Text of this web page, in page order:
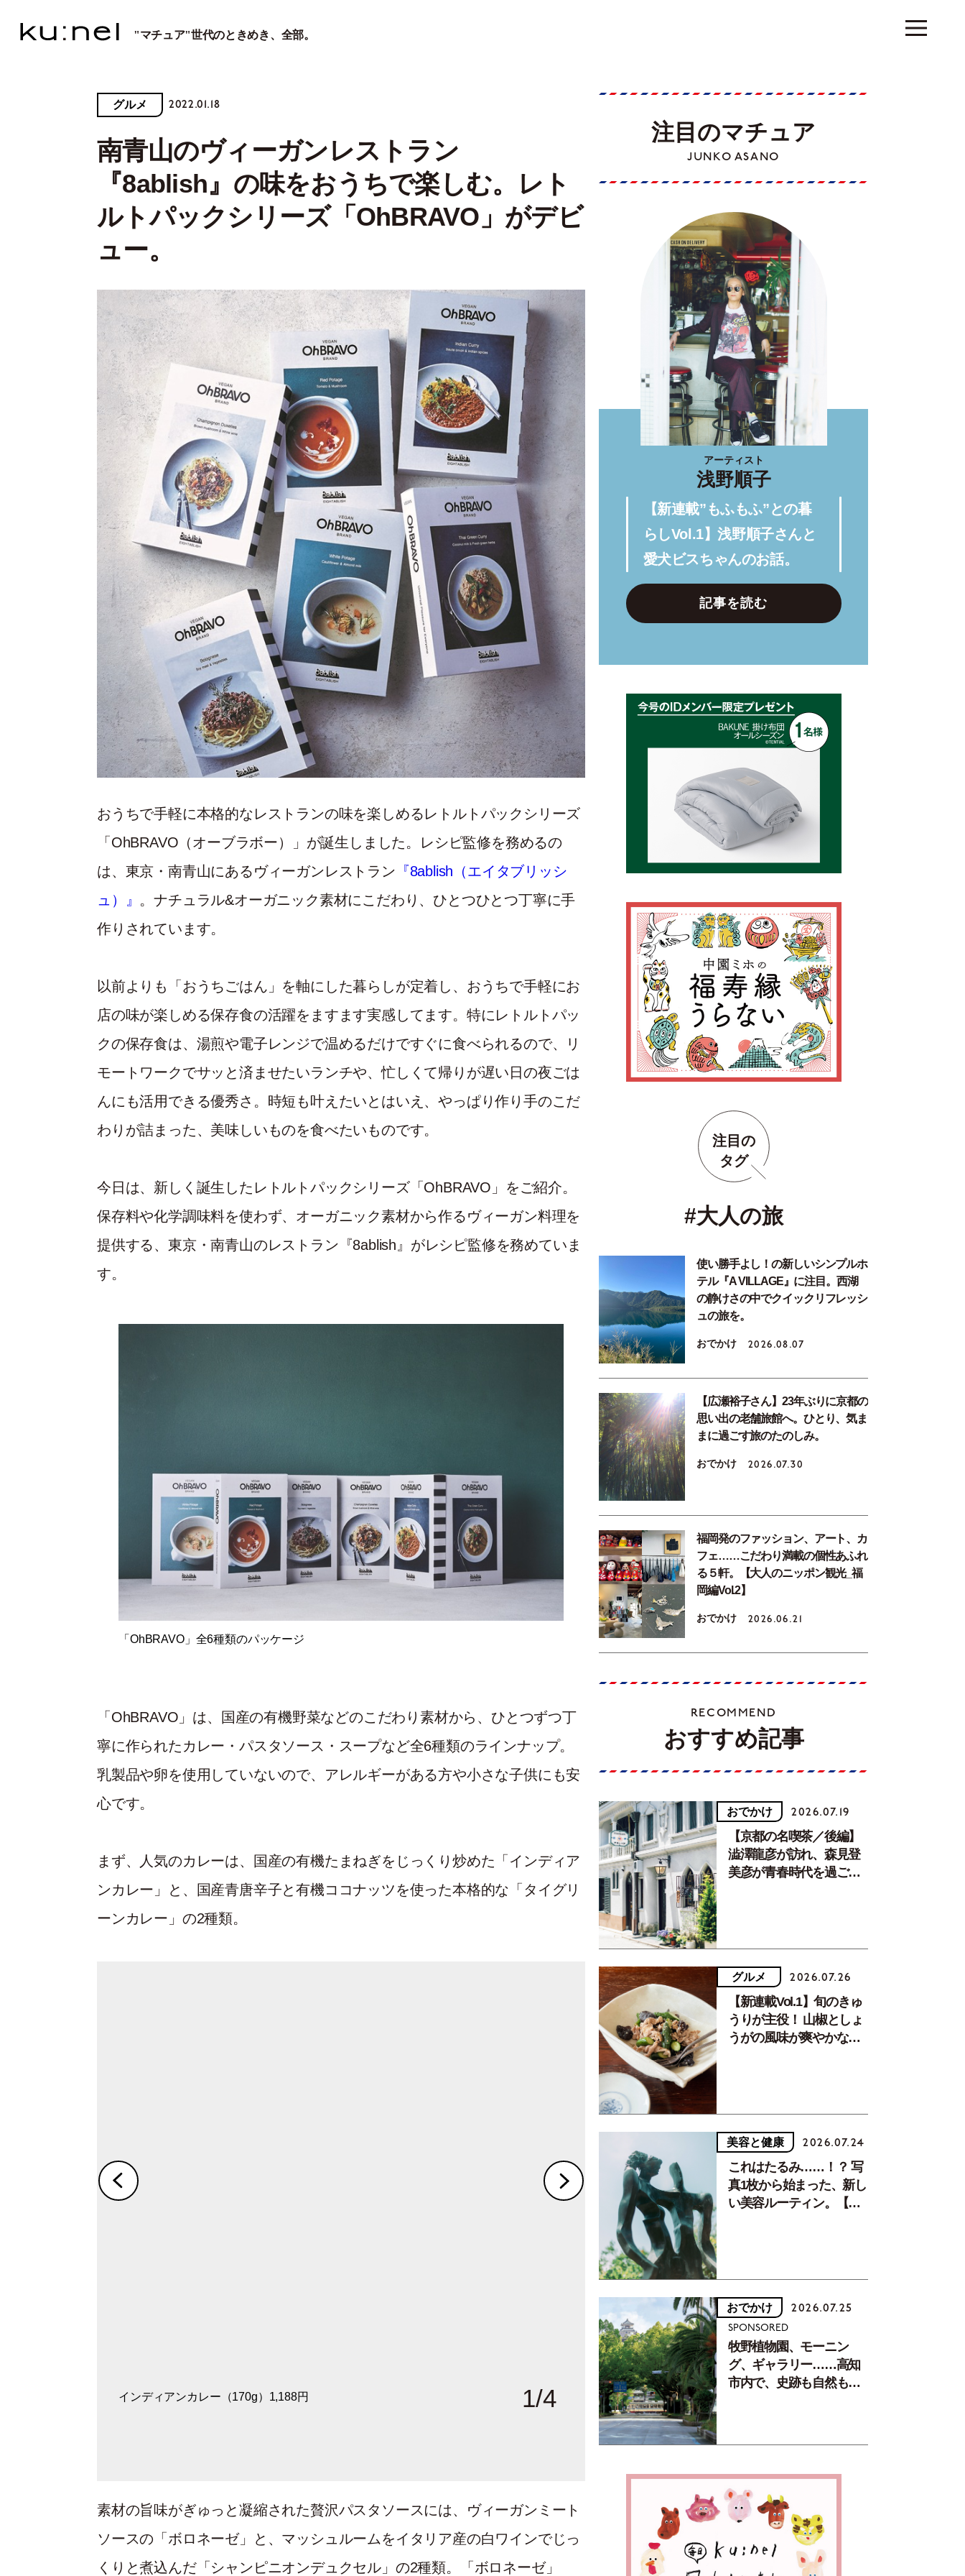
"マチュア"世代のときめき、全部。
グルメ 2022.01.18
南青山のヴィーガンレストラン
『8ablish』の味をおうちで楽しむ。レト
ルトパックシリーズ「OhBRAVO」がデビ
ュー。
おうちで手軽に本格的なレストランの味を楽しめるレトルトパックシリーズ
「OhBRAVO（オーブラボー）」が誕生しました。レシピ監修を務めるの
は、東京・南青山にあるヴィーガンレストラン 『8ablish（エイタブリッシ
ュ）』 。ナチュラル&オーガニック素材にこだわり、ひとつひとつ丁寧に手
作りされています。
以前よりも「おうちごはん」を軸にした暮らしが定着し、おうちで手軽にお
店の味が楽しめる保存食の活躍をますます実感してます。特にレトルトパッ
クの保存食は、湯煎や電子レンジで温めるだけですぐに食べられるので、リ
モートワークでサッと済ませたいランチや、忙しくて帰りが遅い日の夜ごは
んにも活用できる優秀さ。時短も叶えたいとはいえ、やっぱり作り手のこだ
わりが詰まった、美味しいものを食べたいものです。
今日は、新しく誕生したレトルトパックシリーズ「OhBRAVO」をご紹介。
保存料や化学調味料を使わず、オーガニック素材から作るヴィーガン料理を
提供する、東京・南青山のレストラン『8ablish』がレシピ監修を務めていま
す。
「OhBRAVO」全6種類のパッケージ
「OhBRAVO」は、国産の有機野菜などのこだわり素材から、ひとつずつ丁
寧に作られたカレー・パスタソース・スープなど全6種類のラインナップ。
乳製品や卵を使用していないので、アレルギーがある方や小さな子供にも安
心です。
まず、人気のカレーは、国産の有機たまねぎをじっくり炒めた「インディア
ンカレー」と、国産青唐辛子と有機ココナッツを使った本格的な「タイグリ
ーンカレー」の2種類。
インディアンカレー（170g）1,188円
オリジナルブレンドのスパイスが香るインド風カレー。
タイグリーンカレー（180g）1,188円
国産青唐辛子の爽やかな辛さとハーブの香りが本格的。辛さは
1/4
素材の旨味がぎゅっと凝縮された贅沢パスタソースには、ヴィーガンミート
ソースの「ボロネーゼ」と、マッシュルームをイタリア産の白ワインでじっ
くりと煮込んだ「シャンピニオンデュクセル」の2種類。「ボロネーゼ」
注目のマチュア
JUNKO ASANO
アーティスト
浅野順子
【新連載”もふもふ”との暮
らしVol.1】浅野順子さんと
愛犬ビスちゃんのお話。
記事を読む
注目の
タグ
#大人の旅
使い勝手よし！の新しいシンプルホ
テル『A VILLAGE』に注目。西湖
の静けさの中でクイックリフレッシ
ュの旅を。
おでかけ 2026.08.07
【広瀬裕子さん】23年ぶりに京都の
思い出の老舗旅館へ。ひとり、気ま
まに過ごす旅のたのしみ。
おでかけ 2026.07.30
福岡発のファッション、アート、カ
フェ……こだわり満載の個性あふれ
る５軒。【大人のニッポン観光_福
岡編Vol.2】
おでかけ 2026.06.21
RECOMMEND
おすすめ記事
おでかけ 2026.07.19
【京都の名喫茶／後編】
澁澤龍彦が訪れ、森見登
美彦が青春時代を過ごし
グルメ 2026.07.26
【新連載Vol.1】旬のきゅ
うりが主役！ 山椒としょ
うがの風味が爽やかな、
美容と健康 2026.07.24
これはたるみ……！？ 写
真1枚から始まった、新し
い美容ルーティン。【中
おでかけ 2026.07.25
SPONSORED
牧野植物園、モーニン
グ、ギャラリー……高知
市内で、史跡も自然もグ